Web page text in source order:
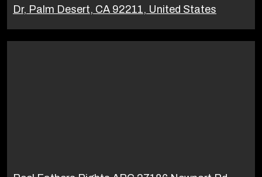
Dr, Palm Desert, CA 92211, United States